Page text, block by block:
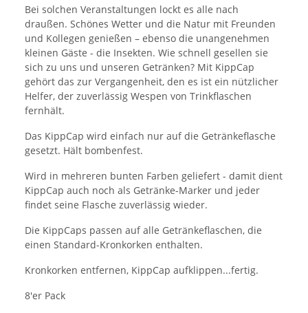
Bei solchen Veranstaltungen lockt es alle nach
draußen. Schönes Wetter und die Natur mit Freunden
und Kollegen genießen – ebenso die unangenehmen
kleinen Gäste - die Insekten. Wie schnell gesellen sie
sich zu uns und unseren Getränken? Mit KippCap
gehört das zur Vergangenheit, den es ist ein nützlicher
Helfer, der zuverlässig Wespen von Trinkflaschen
fernhält.
Das KippCap wird einfach nur auf die Getränkeflasche
gesetzt. Hält bombenfest.
Wird in mehreren bunten Farben geliefert - damit dient
KippCap auch noch als Getränke-Marker und jeder
findet seine Flasche zuverlässig wieder.
Die KippCaps passen auf alle Getränkeflaschen, die
einen Standard-Kronkorken enthalten.
Kronkorken entfernen, KippCap aufklippen...fertig.
8'er Pack